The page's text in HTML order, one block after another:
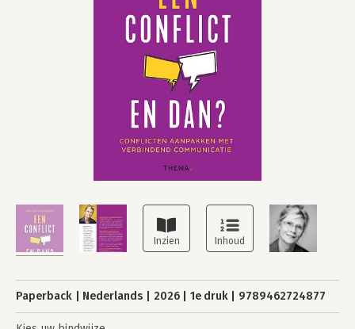
Paperback Nederlands 2026 1e druk 9789462724877